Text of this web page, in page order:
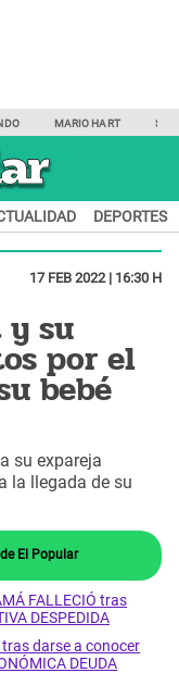
MARIO HART
DEPORTES
17 FEB 2022 | 16:30 H
su
por el
bebé
su expareja
la llegada de su
El Popular
FALLECIÓ tras
DESPEDIDA
tras darse a conocer
DEUDA